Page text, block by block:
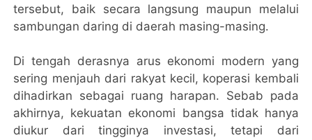
tersebut, baik secara langsung maupun melalui
sambungan daring di daerah masing-masing.
Di tengah derasnya arus ekonomi modern yang
sering menjauh dari rakyat kecil, koperasi kembali
dihadirkan sebagai ruang harapan. Sebab pada
akhirnya, kekuatan ekonomi bangsa tidak hanya
diukur dari tingginya investasi, tetapi dari